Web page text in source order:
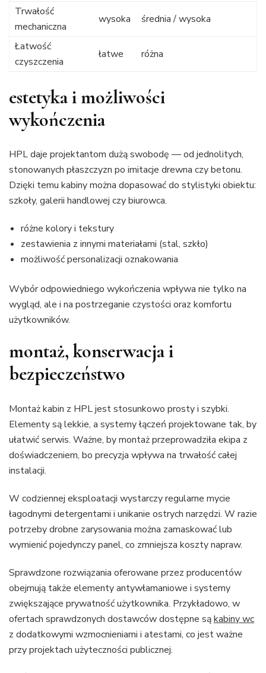
Trwałość
mechaniczna
wysoka średnia / wysoka
Łatwość
czyszczenia
łatwe różna
estetyka i możliwości
wykończenia
HPL daje projektantom dużą swobodę — od jednolitych,
stonowanych płaszczyzn po imitacje drewna czy betonu.
Dzięki temu kabiny można dopasować do stylistyki obiektu:
szkoły, galerii handlowej czy biurowca.
różne kolory i tekstury
zestawienia z innymi materiałami (stal, szkło)
możliwość personalizacji oznakowania
Wybór odpowiedniego wykończenia wpływa nie tylko na
wygląd, ale i na postrzeganie czystości oraz komfortu
użytkowników.
montaż, konserwacja i
bezpieczeństwo
Montaż kabin z HPL jest stosunkowo prosty i szybki.
Elementy są lekkie, a systemy łączeń projektowane tak, by
ułatwić serwis. Ważne, by montaż przeprowadziła ekipa z
doświadczeniem, bo precyzja wpływa na trwałość całej
instalacji.
W codziennej eksploatacji wystarczy regularne mycie
łagodnymi detergentami i unikanie ostrych narzędzi. W razie
potrzeby drobne zarysowania można zamaskować lub
wymienić pojedynczy panel, co zmniejsza koszty napraw.
Sprawdzone rozwiązania oferowane przez producentów
obejmują także elementy antywłamaniowe i systemy
zwiększające prywatność użytkownika. Przykładowo, w
ofertach sprawdzonych dostawców dostępne sąkabiny wc
z dodatkowymi wzmocnieniami i atestami, co jest ważne
przy projektach użyteczności publicznej.